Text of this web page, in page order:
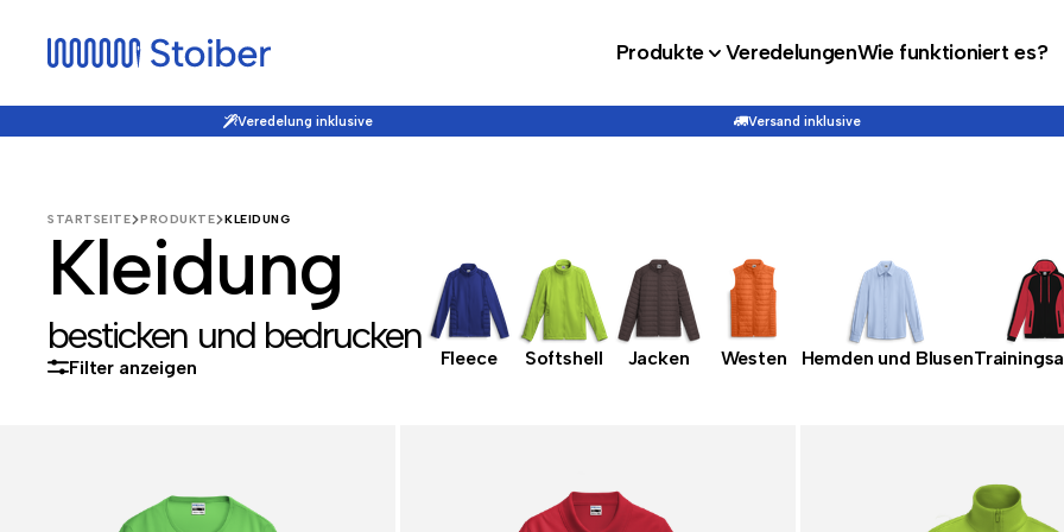
Produkte VeredelungenWie funktioniert es?
Veredelung inklusive Versand inklusive
STARTSEITE PRODUKTE KLEIDUNG
Kleidung
besticken und bedrucken
Filter anzeigen
Polo-Shirts Fleece Softshell Jacken Westen Hemden und Blusen